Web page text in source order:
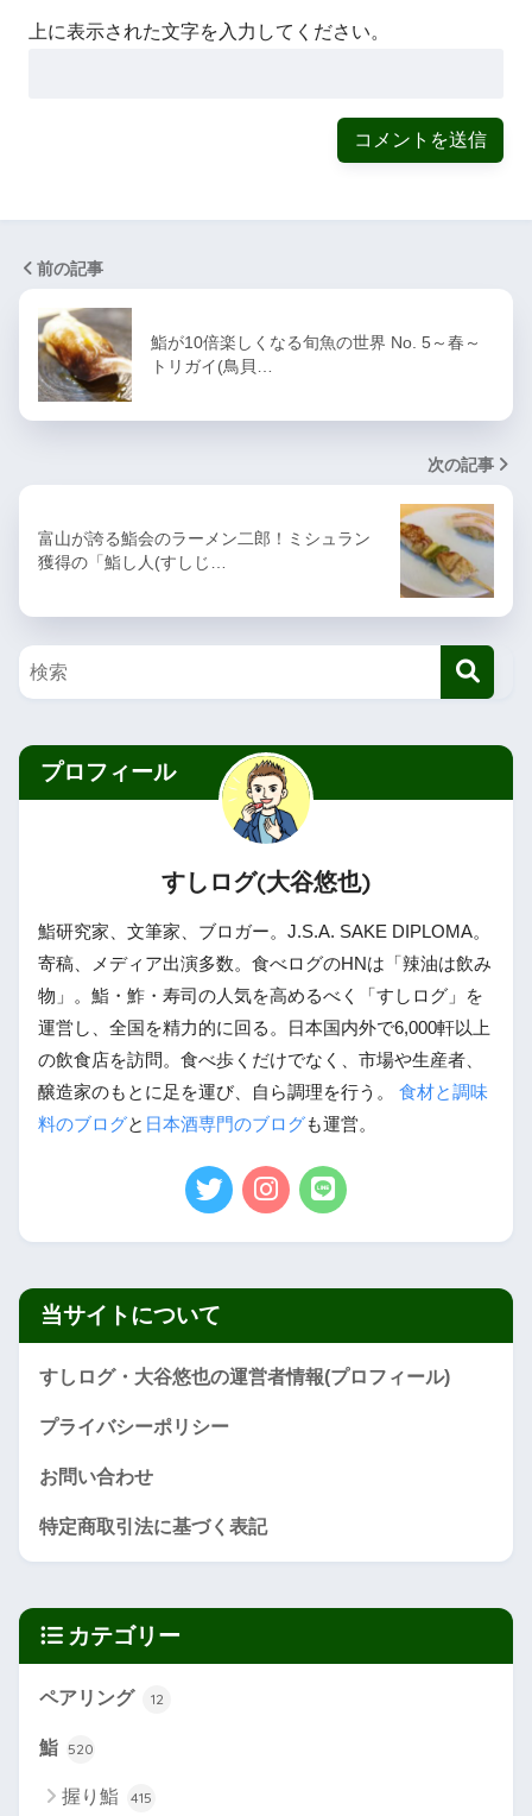
上に表示された文字を入力してください。
前の記事
鮨が10倍楽しくなる旬魚の世界 No. 5～春～
トリガイ(鳥貝…
次の記事
富山が誇る鮨会のラーメン二郎！ミシュラン
獲得の「鮨し人(すしじ…
プロフィール
すしログ(大谷悠也)
鮨研究家、文筆家、ブロガー。J.S.A. SAKE DIPLOMA。
寄稿、メディア出演多数。食べログのHNは「辣油は飲み
物」。鮨・鮓・寿司の人気を高めるべく「すしログ」を
運営し、全国を精力的に回る。日本国内外で6,000軒以上
の飲食店を訪問。食べ歩くだけでなく、市場や生産者、
醸造家のもとに足を運び、自ら調理を行う。 食材と調味
料のブログと 日本酒専門のブログも運営。
当サイトについて
すしログ・大谷悠也の運営者情報(プロフィール)
プライバシーポリシー
お問い合わせ
特定商取引法に基づく表記
カテゴリー
ペアリング 12
鮨 520
握り鮨 415